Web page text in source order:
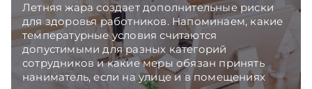
Летняя жара создает дополнительные риски
для здоровья работников. Напоминаем, какие
температурные условия считаются
допустимыми для разных категорий
сотрудников и какие меры обязан принять
наниматель, если на улице и в помещениях